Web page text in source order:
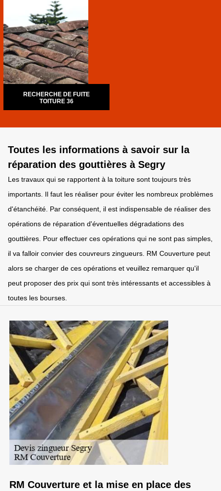
RECHERCHE DE FUITE
TOITURE 36
Toutes les informations à savoir sur la
réparation des gouttières à Segry
Les travaux qui se rapportent à la toiture sont toujours très
importants. Il faut les réaliser pour éviter les nombreux problèmes
d'étanchéité. Par conséquent, il est indispensable de réaliser des
opérations de réparation d'éventuelles dégradations des
gouttières. Pour effectuer ces opérations qui ne sont pas simples,
il va falloir convier des couvreurs zingueurs. RM Couverture peut
alors se charger de ces opérations et veuillez remarquer qu'il
peut proposer des prix qui sont très intéressants et accessibles à
toutes les bourses.
RM Couverture et la mise en place des